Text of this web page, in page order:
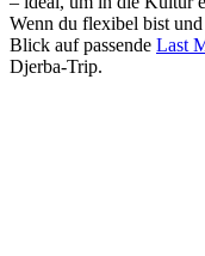
Wenn du flexibel bist
Blick auf passende Last
Djerba-Trip.